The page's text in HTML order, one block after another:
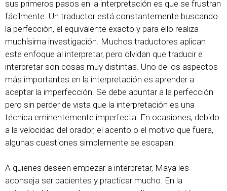
sus primeros pasos en la interpretación es que se frustran
fácilmente. Un traductor está constantemente buscando
la perfección, el equivalente exacto y para ello realiza
muchísima investigación. Muchos traductores aplican
este enfoque al interpretar, pero olvidan que traducir e
interpretar son cosas muy distintas. Uno de los aspectos
más importantes en la interpretación es aprender a
aceptar la imperfección. Se debe apuntar a la perfección
pero sin perder de vista que la interpretación es una
técnica eminentemente imperfecta. En ocasiones, debido
a la velocidad del orador, el acento o el motivo que fuera,
algunas cuestiones simplemente se escapan.
A quienes deseen empezar a interpretar, Maya les
aconseja ser pacientes y practicar mucho. En la